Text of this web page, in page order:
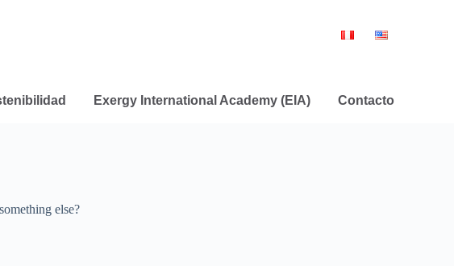
Exergy International Academy (EIA) Contacto
else?